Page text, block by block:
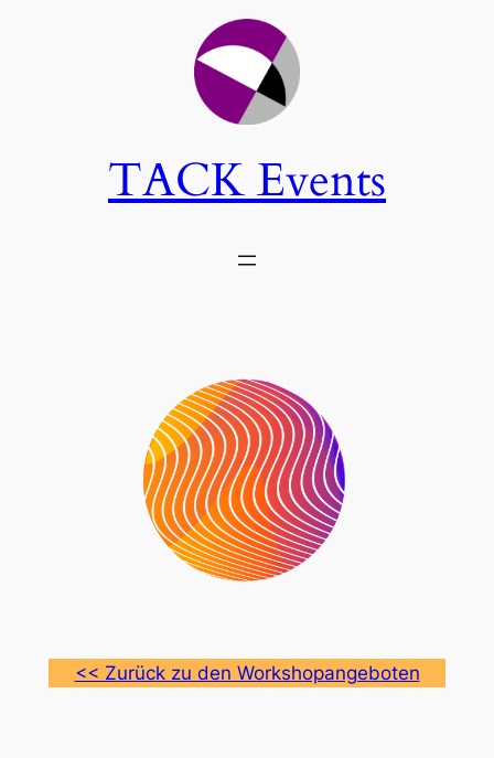
TACK Events
<< Zurück zu den Workshopangeboten